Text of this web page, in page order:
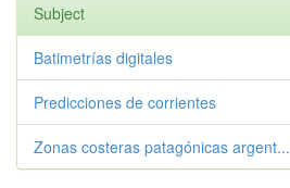
Subject
Batimetrías digitales
Predicciones de corrientes
Zonas costeras patagónicas argent...